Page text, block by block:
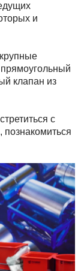
и
клапан из
с